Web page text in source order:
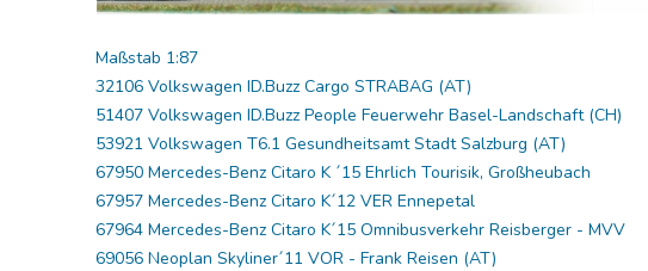
Maßstab 1:87
32106 Volkswagen ID.Buzz Cargo STRABAG (AT)
51407 Volkswagen ID.Buzz People Feuerwehr Basel-Landschaft (CH)
53921 Volkswagen T6.1 Gesundheitsamt Stadt Salzburg (AT)
67950 Mercedes-Benz Citaro K ´15 Ehrlich Tourisik, Großheubach
67957 Mercedes-Benz Citaro K´12 VER Ennepetal
67964 Mercedes-Benz Citaro K´15 Omnibusverkehr Reisberger - MVV
69056 Neoplan Skyliner´11 VOR - Frank Reisen (AT)